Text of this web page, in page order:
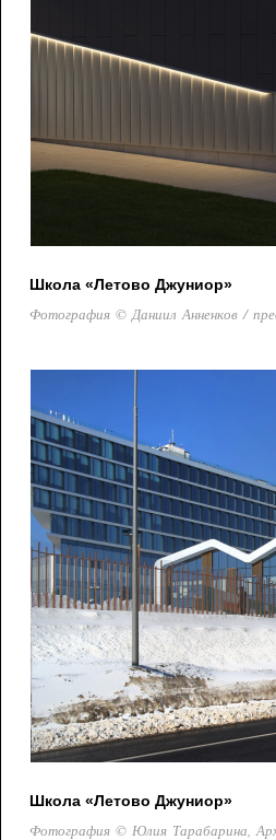
Школа «Летово Джуниор»
Фотография © Даниил Анненков /
Школа «Летово Джуниор»
Фотография © Юлия Тарабарина,